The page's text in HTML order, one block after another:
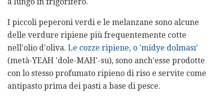
I piccoli peperoni verdi e le melanzane sono alcune
delle verdure ripiene più frequentemente cotte
nell'olio d'oliva. Le cozze ripiene, o 'midye dolması'
(metà-YEAH 'dole-MAH'-su), sono anch'esse prodotte
con lo stesso profumato ripieno di riso e servite come
antipasto prima dei pasti a base di pesce.